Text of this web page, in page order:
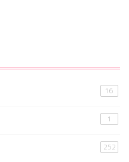
16
1
252